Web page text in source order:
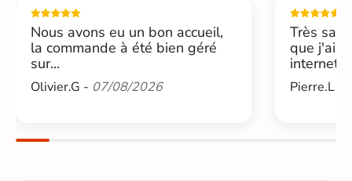
Nous avons eu un bon accueil,
la commande à été bien géré
sur...
Olivier.G - 07/08/2026
Très
que j'ai
internet....
Pierre.L -